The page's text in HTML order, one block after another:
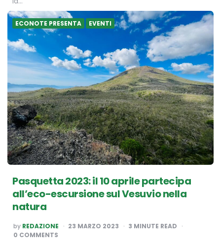
ECONOTE PRESENTA EVENTI
Pasquetta 2023: il 10 aprile partecipa
all’eco-escursione sul Vesuvio nella
natura
POSTED
BY
by REDAZIONE 23 MARZO 2023 3 MINUTE READ
0 COMMENTS